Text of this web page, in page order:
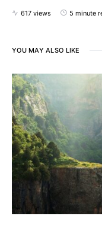
617 views 5 minute
YOU MAY ALSO LIKE